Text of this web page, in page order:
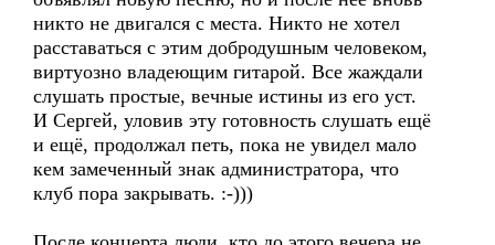
никто не двигался с места. Никто не хотел
расставаться с этим добродушным человеком,
виртуозно владеющим гитарой. Все жаждали
слушать простые, вечные истины из его уст.
И Сергей, уловив эту готовность слушать ещё
и ещё, продолжал петь, пока не увидел мало
кем замеченный знак администратора, что
клуб пора закрывать. :-)))